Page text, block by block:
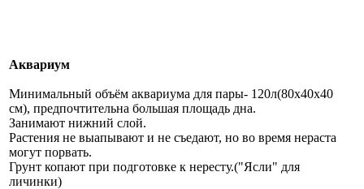
Аквариум
Минимальный объём аквариума для пары- 120л(80х40х40
см), предпочтительна большая площадь дна.
Занимают нижний слой.
Растения не выапывают и не съедают, но во время нераста
могут порвать.
Грунт копают при подготовке к нересту.("Ясли" для
личинки)